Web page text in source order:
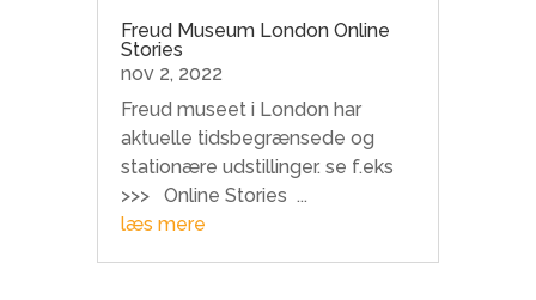
Freud Museum London Online
Stories
nov 2, 2022
Freud museet i London har
aktuelle tidsbegrænsede og
stationære udstillinger. se f.eks
>>> Online Stories ...
læs mere